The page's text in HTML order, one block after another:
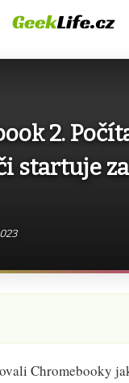
2.
startuje
Chromebooky